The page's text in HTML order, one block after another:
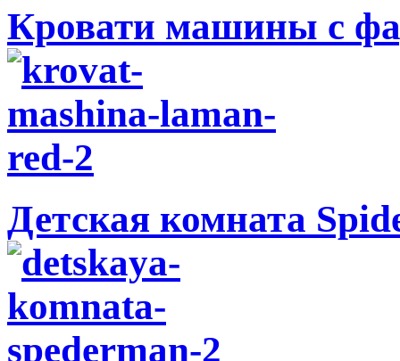
Кровати машины с
Детская комната